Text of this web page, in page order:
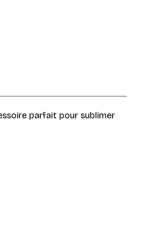
parfait pour sublimer